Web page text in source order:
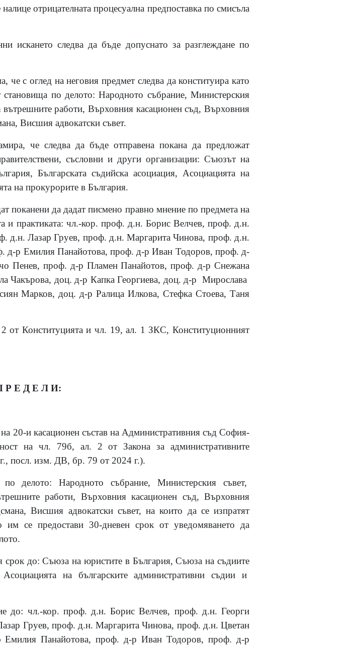
отрицателната процесуална предпоставка по смисъла
искането следва да бъде допуснато за разглеждане по
с оглед на неговия предмет следва да конституира като
становища по делото: Народното събрание, Министерския
работи, Върховния касационен съд, Върховния
Висшия адвокатски съвет.
че следва да бъде отправена покана да предложат
съсловни и други организации: Съюзът на
Българската съдийска асоциация, Асоциацията на
на прокурорите в България.
поканени да дадат писмено правно мнение по предмета на
и практиката: чл.-кор. проф. д.н. Борис Велчев, проф. д.н.
д.н. Лазар Груев, проф. д.н. Маргарита Чинова, проф. д.н.
д-р Емилия Панайотова, проф. д-р Иван Тодоров, проф. д-
Пенев, проф. д-р Пламен Панайотов, проф. д-р Снежана
Чакърова, доц. д-р Капка Георгиева, доц. д-р Мирослава
Марков, доц. д-р Ралица Илкова, Стефка Стоева, Таня
от Конституцията и чл. 19, ал. 1 ЗКС, Конституционният
Р Е Д Е Л И:
20-и касационен състав на Административния съд София-
на чл. 79б, ал. 2 от Закона за административните
посл. изм. ДВ, бр. 79 от 2024 г.).
по делото: Народното събрание, Министерския съвет,
работи, Върховния касационен съд, Върховния
Висшия адвокатски съвет, на които да се изпратят
им се предостави 30-дневен срок от уведомяването да
срок до: Съюза на юристите в България, Съюза на съдиите
на българските административни съдии и
до: чл.-кор. проф. д.н. Борис Велчев, проф. д.н. Георги
Груев, проф. д.н. Маргарита Чинова, проф. д.н. Цветан
Панайотова, проф. д-р Иван Тодоров, проф. д-р